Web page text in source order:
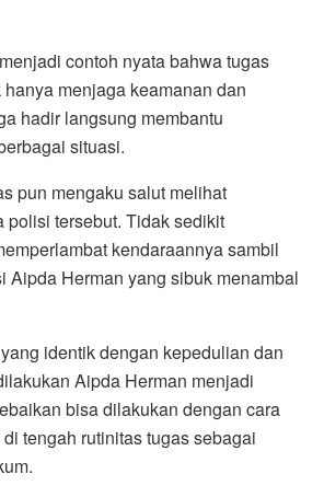
contoh nyata bahwa tugas
menjaga keamanan dan
hadir langsung membantu
situasi.
pun mengaku salut melihat
polisi tersebut. Tidak sedikit
kendaraannya sambil
Aipda Herman yang sibuk menambal
identik dengan kepedulian dan
Aipda Herman menjadi
bisa dilakukan dengan cara
tengah rutinitas tugas sebagai